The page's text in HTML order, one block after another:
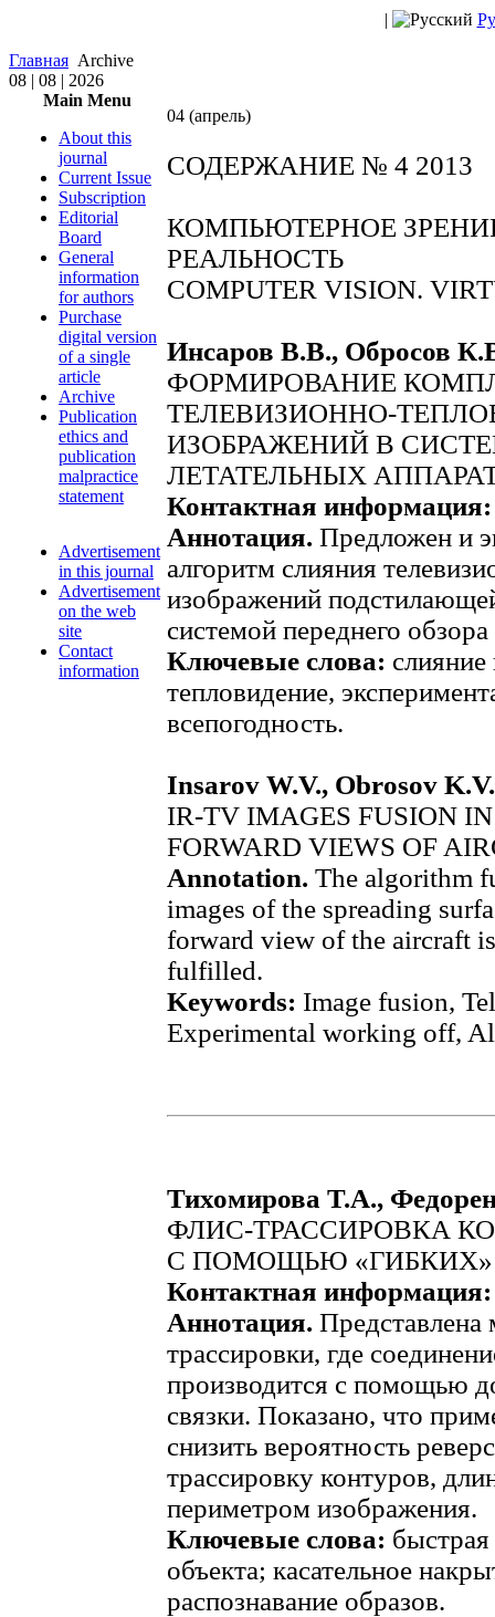
|
Главная Archive
08 | 08 | 2026
Main Menu
About this
journal
Current Issue
Subscription
Editorial
Board
General
information
for authors
Purchase
digital version
of a single
article
Archive
Publication
ethics and
publication
malpractice
statement
Advertisement
in this journal
Advertisement
on the web
site
Contact
information
04 (апрель)
СОДЕРЖАНИЕ № 4 2013
КОМПЬЮТЕРНОЕ
РЕАЛЬНОСТЬ
COMPUTER VISION.
Инсаров В.В., Обросов
ФОРМИРОВАНИЕ
ТЕЛЕВИЗИОННО-
ИЗОБРАЖЕНИЙ В
ЛЕТАТЕЛЬНЫХ
Контактная информация:
Аннотация. Предложен и
алгоритм слияния
изображений
системой переднего обзора
Ключевые слова:
тепловидение,
всепогодность.
Insarov W.V., Obrosov
IR-TV IMAGES FUSION
FORWARD VIEWS OF
Annotation. The algorithm
images of the spreading
forward view of the aircraft
fulfilled.
Keywords: Image fusion,
Experimental working off,
Тихомирова Т.А.,
ФЛИС-ТРАССИРОВКА
С ПОМОЩЬЮ «ГИБКИХ»
Контактная информация:
Аннотация. Представлена
трассировки, где
производится с помощью
связки. Показано, что
снизить вероятность
трассировку контуров,
периметром изображения.
Ключевые слова:
объекта; касательное
распознавание образов.